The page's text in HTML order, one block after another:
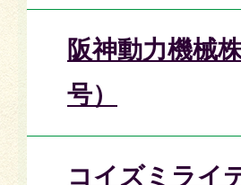
阪神動力機械
号）
コイズミライ